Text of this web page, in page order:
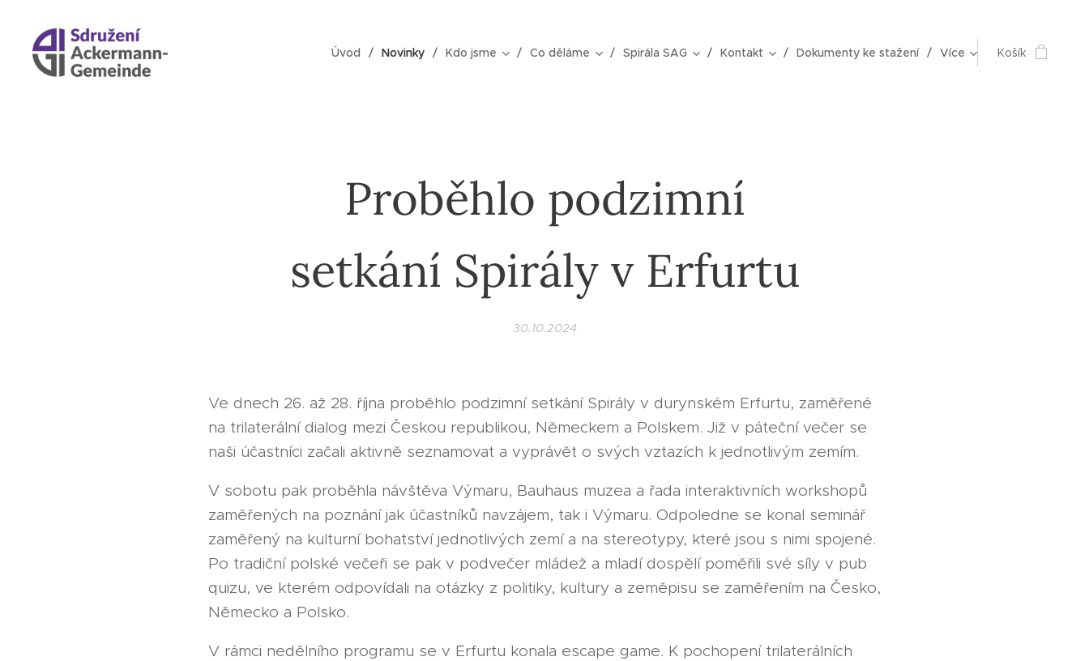
Úvod Novinky Kdo jsme Co děláme Spirála SAG Kontakt Dokumenty ke stažení Více Košík
Proběhlo podzimní
setkání Spirály v Erfurtu
30.10.2024
Ve dnech 26. až 28. října proběhlo podzimní setkání Spirály v durynském Erfurtu, zaměřené
na trilaterální dialog mezi Českou republikou, Německem a Polskem. Již v páteční večer se
naši účastníci začali aktivně seznamovat a vyprávět o svých vztazích k jednotlivým zemím.
V sobotu pak proběhla návštěva Výmaru, Bauhaus muzea a řada interaktivních workshopů
zaměřených na poznání jak účastníků navzájem, tak i Výmaru. Odpoledne se konal seminář
zaměřený na kulturní bohatství jednotlivých zemí a na stereotypy, které jsou s nimi spojené.
Po tradiční polské večeři se pak v podvečer mládež a mladí dospělí poměřili své síly v pub
quizu, ve kterém odpovídali na otázky z politiky, kultury a zeměpisu se zaměřením na Česko,
Německo a Polsko.
V rámci nedělního programu se v Erfurtu konala escape game. K pochopení trilaterálních